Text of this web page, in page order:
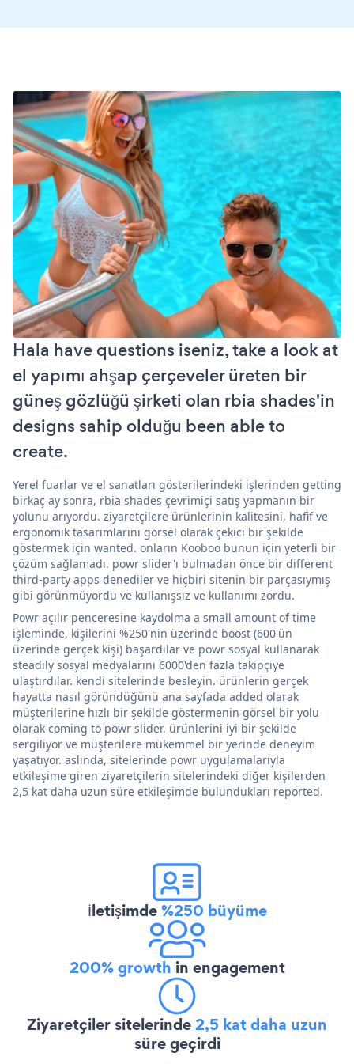
Hala have questions iseniz, take a look at
el yapımı ahşap çerçeveler üreten bir
güneş gözlüğü şirketi olan rbia shades'in
designs sahip olduğu been able to
create.
Yerel fuarlar ve el sanatları gösterilerindeki işlerinden getting
birkaç ay sonra, rbia shades çevrimiçi satış yapmanın bir
yolunu arıyordu. ziyaretçilere ürünlerinin kalitesini, hafif ve
ergonomik tasarımlarını görsel olarak çekici bir şekilde
göstermek için wanted. onların Kooboo bunun için yeterli bir
çözüm sağlamadı. powr slider'ı bulmadan önce bir different
third-party apps denediler ve hiçbiri sitenin bir parçasıymış
gibi görünmüyordu ve kullanışsız ve kullanımı zordu.
Powr açılır penceresine kaydolma a small amount of time
işleminde, kişilerini %250'nin üzerinde boost (600'ün
üzerinde gerçek kişi) başardılar ve powr sosyal kullanarak
steadily sosyal medyalarını 6000'den fazla takipçiye
ulaştırdılar. kendi sitelerinde besleyin. ürünlerin gerçek
hayatta nasıl göründüğünü ana sayfada added olarak
müşterilerine hızlı bir şekilde göstermenin görsel bir yolu
olarak coming to powr slider. ürünlerini iyi bir şekilde
sergiliyor ve müşterilere mükemmel bir yerinde deneyim
yaşatıyor. aslında, sitelerinde powr uygulamalarıyla
etkileşime giren ziyaretçilerin sitelerindeki diğer kişilerden
2,5 kat daha uzun süre etkileşimde bulundukları reported.
İletişimde%250 büyüme
200% growth in engagement
Ziyaretçiler sitelerinde2,5 kat daha uzun
süre geçirdi